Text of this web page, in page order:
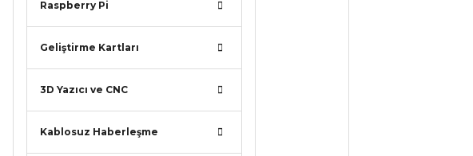
Raspberry Pi
Geliştirme Kartları
3D Yazıcı ve CNC
Kablosuz Haberleşme